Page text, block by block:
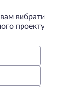
вибрати
проекту